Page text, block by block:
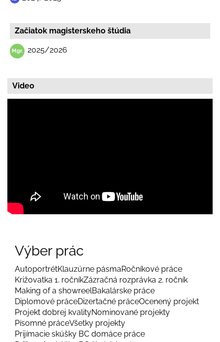
Začiatok magisterskeho štúdia
2025/2026
Video
Výber prác
AutoportrétKlauzúrne pásmaRočníkové práce
Križovatka 1. ročníkZázračná rozprávka 2. ročník
Making of a showreelBakalárske práce
Diplomové práceDizertačné práceOcenený projekt
Projekt dobrej kvalityNominované projekty
Písomné práceVšetky projekty
Prijímacie skúšky BC domáce práce